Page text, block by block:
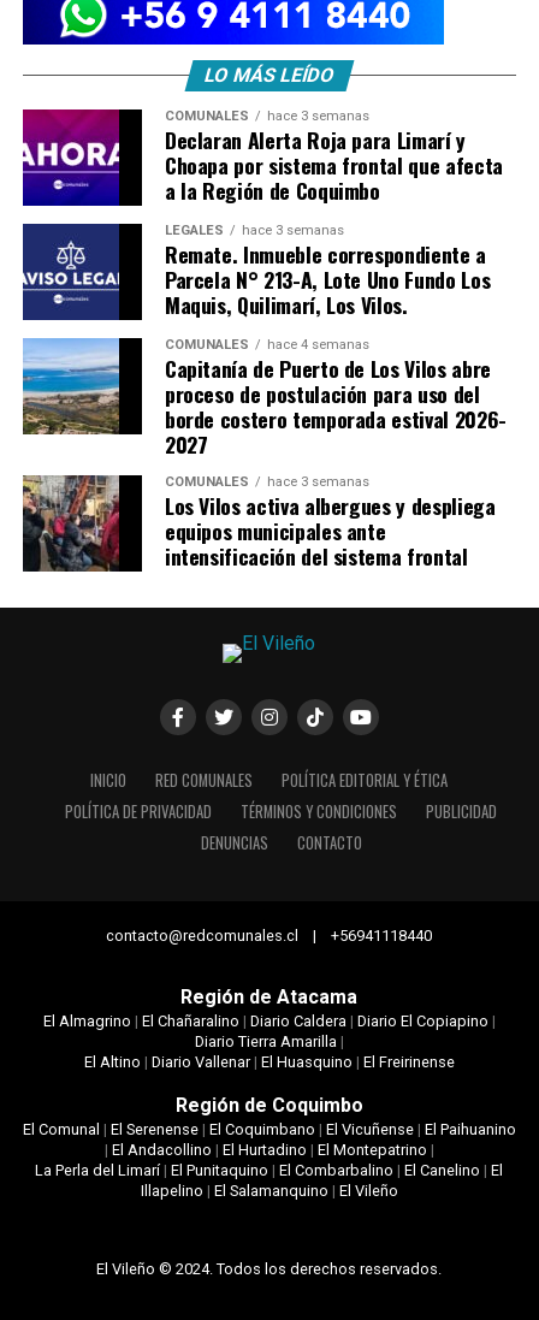
LO MÁS LEÍDO
COMUNALES hace 3 semanas
Declaran Alerta Roja para Limarí y
Choapa por sistema frontal que afecta
a la Región de Coquimbo
LEGALES hace 3 semanas
Remate. Inmueble correspondiente a
Parcela N° 213-A, Lote Uno Fundo Los
Maquis, Quilimarí, Los Vilos.
COMUNALES hace 4 semanas
Capitanía de Puerto de Los Vilos abre
proceso de postulación para uso del
borde costero temporada estival 2026-
2027
COMUNALES hace 3 semanas
Los Vilos activa albergues y despliega
equipos municipales ante
intensificación del sistema frontal
INICIO RED COMUNALES
POLÍTICA EDITORIAL Y ÉTICA
POLÍTICA DE PRIVACIDAD
TÉRMINOS Y CONDICIONES
PUBLICIDAD
DENUNCIAS
CONTACTO
contacto@redcomunales.cl | +56941118440
Región de Atacama
El Almagrino | El Chañaralino | Diario Caldera | Diario El Copiapino |
Diario Tierra Amarilla |
El Altino | Diario Vallenar| El Huasquino | El Freirinense
Región de Coquimbo
El Comunal | El Serenense| El Coquimbano | El Vicuñense| El Paihuanino
| El Andacollino | El Hurtadino | El Montepatrino |
La Perla del Limarí|El Punitaquino |El Combarbalino |El Canelino |El
Illapelino | El Salamanquino | El Vileño
El Vileño © 2024. Todos los derechos reservados.